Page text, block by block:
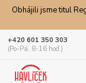
Obhájili jsme titul
+420 601 350 303
(Po-Pá, 8-16 hod.)